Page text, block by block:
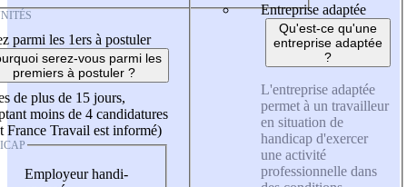
parmi les 1ers à postuler
serez-vous parmi les
premiers à postuler ?
de plus de 15 jours,
moins de 4 candidatures
France Travail est informé)
Employeur handi-
Entreprise adaptée
Qu'est-ce qu'une
entreprise adaptée
?
L'entreprise adaptée
permet à un travailleur
en situation de
handicap d'exercer
une activité
professionnelle dans